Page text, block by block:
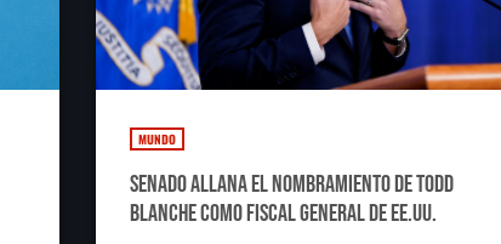
MUNDO
Senado allana el nombramiento de Todd
Blanche como fiscal general de EE.UU.